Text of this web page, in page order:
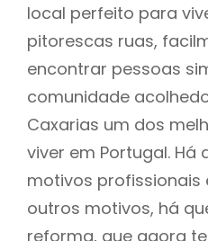
local perfeito para
pitorescas ruas,
encontrar pessoas
comunidade
Caxarias um dos
viver em Portugal. Há
motivos profissionais
outros motivos, há
reforma, que agora